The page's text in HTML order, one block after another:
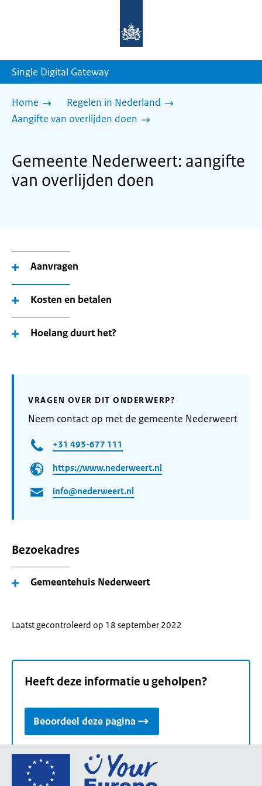
homepage
Single Digital Gateway
Home
Regelen in Nederland
Aangifte van overlijden doen
Gemeente Nederweert: aangifte
van overlijden doen
Aanvragen
Kosten en betalen
Hoelang duurt het?
VRAGEN OVER DIT ONDERWERP?
Neem contact op met de gemeente Nederweert
+31 495-677 111
https://www.nederweert.nl
info@nederweert.nl
Bezoekadres
Gemeentehuis Nederweert
Laatst gecontroleerd op 18 september 2022
Heeft deze informatie u geholpen?
Beoordeel deze pagina
Ga